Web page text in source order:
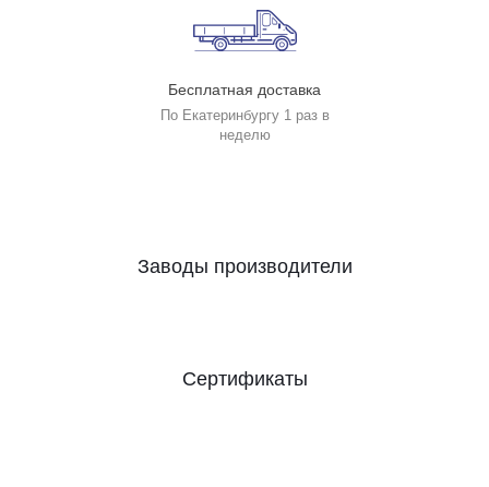
Бесплатная доставка
По Екатеринбургу 1 раз в
неделю
Заводы производители
Сертификаты